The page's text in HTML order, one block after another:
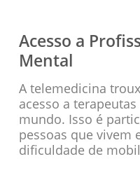
Acesso a
Mental
A telemedicina
acesso a
mundo. Isso é
pessoas que vivem
dificuldade de